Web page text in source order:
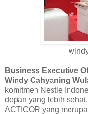
Business Executive
Windy Cahyaning
komitmen Nestle
depan yang lebih
ACTICOR yang